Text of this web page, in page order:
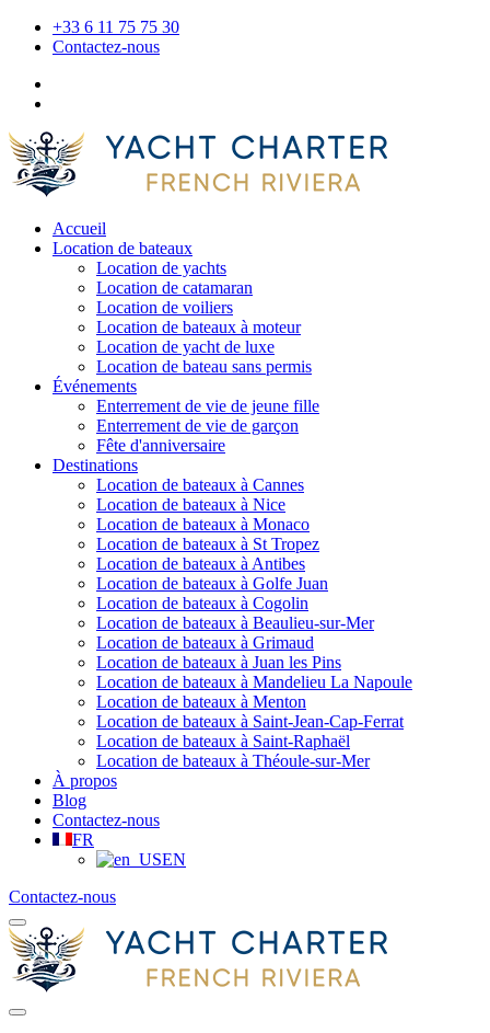
+33 6 11 75 75 30
Contactez-nous
Accueil
Location de bateaux
Location de yachts
Location de catamaran
Location de voiliers
Location de bateaux à moteur
Location de yacht de luxe
Location de bateau sans permis
Événements
Enterrement de vie de jeune fille
Enterrement de vie de garçon
Fête d'anniversaire
Destinations
Location de bateaux à Cannes
Location de bateaux à Nice
Location de bateaux à Monaco
Location de bateaux à St Tropez
Location de bateaux à Antibes
Location de bateaux à Golfe Juan
Location de bateaux à Cogolin
Location de bateaux à Beaulieu-sur-Mer
Location de bateaux à Grimaud
Location de bateaux à Juan les Pins
Location de bateaux à Mandelieu La Napoule
Location de bateaux à Menton
Location de bateaux à Saint-Jean-Cap-Ferrat
Location de bateaux à Saint-Raphaël
Location de bateaux à Théoule-sur-Mer
À propos
Blog
Contactez-nous
FR
EN
Contactez-nous